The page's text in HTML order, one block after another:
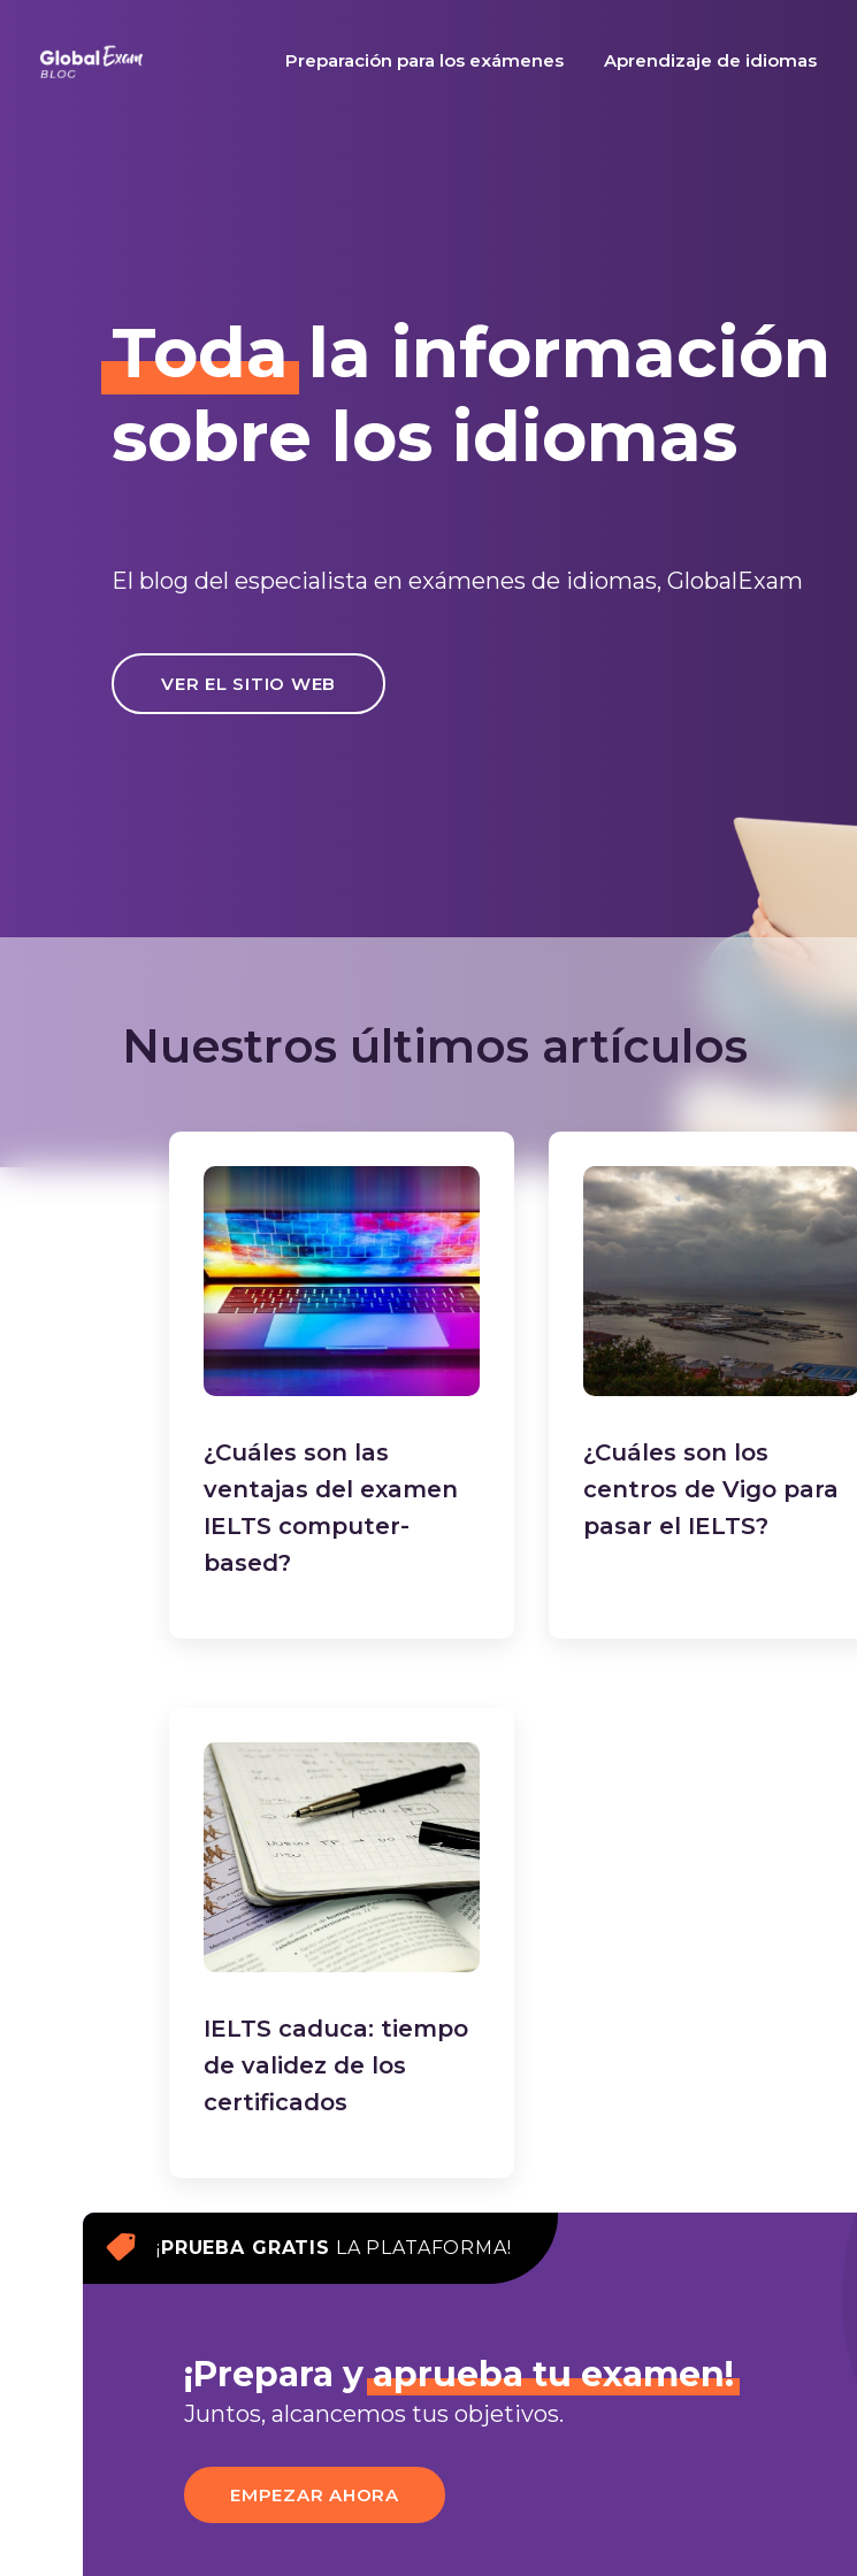
content
Preparación para los exámenes Aprendizaje de idiomas
Todala información
sobre los idiomas
El blog del especialista en exámenes de idiomas, GlobalExam
VER EL SITIO WEB
Nuestros últimos artículos
¿Cuáles son las
ventajas del examen
IELTS computer-
based?
¿Cuáles son los
centros de Vigo para
pasar el IELTS?
IELTS caduca: tiempo
de validez de los
certificados
¡PRUEBA GRATIS LA PLATAFORMA!
¡Prepara yaprueba tu examen!
Juntos, alcancemos tus objetivos.
EMPEZAR AHORA